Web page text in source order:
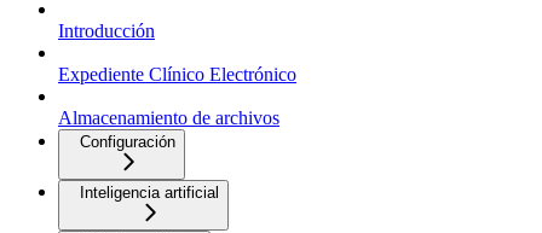
Introducción
Expediente Clínico Electrónico
Almacenamiento de archivos
Configuración
Inteligencia artificial